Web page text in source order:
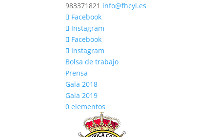
983371821 info@fhcyl.es
Facebook
Instagram
Facebook
Instagram
Bolsa de trabajo
Prensa
Gala 2018
Gala 2019
0 elementos